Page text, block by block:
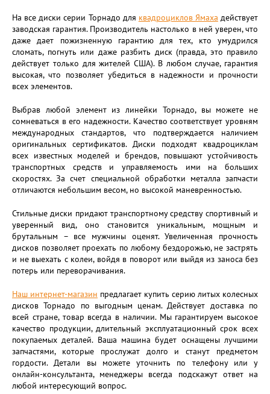
На все диски серии Торнадо для квадроциклов Ямаха действует
заводская гарантия. Производитель настолько в ней уверен, что
даже дает пожизненную гарантию для тех, кто умудрился
сломать, погнуть или даже разбить диск (правда, это правило
действует только для жителей США). В любом случае, гарантия
высокая, что позволяет убедиться в надежности и прочности
всех элементов.
Выбрав любой элемент из линейки Торнадо, вы можете не
сомневаться в его надежности. Качество соответствует уровням
международных стандартов, что подтверждается наличием
оригинальных сертификатов. Диски подходят квадроциклам
всех известных моделей и брендов, повышают устойчивость
транспортных средств и управляемость ими на больших
скоростях. За счет специальной обработки металла запчасти
отличаются небольшим весом, но высокой маневренностью.
Стильные диски придают транспортному средству спортивный и
уверенный вид, оно становится уникальным, мощным и
брутальным – все мужчины оценят. Увеличенная прочность
дисков позволяет проехать по любому бездорожью, не застрять
и не выехать с колеи, войдя в поворот или выйдя из заноса без
потерь или переворачивания.
Наш интернет-магазин предлагает купить серию литых колесных
дисков Торнадо по выгодным ценам. Действует доставка по
всей стране, товар всегда в наличии. Мы гарантируем высокое
качество продукции, длительный эксплуатационный срок всех
покупаемых деталей. Ваша машина будет оснащены лучшими
запчастями, которые прослужат долго и станут предметом
гордости. Детали вы можете уточнить по телефону или у
онлайн-консультанта, менеджеры всегда подскажут ответ на
любой интересующий вопрос.